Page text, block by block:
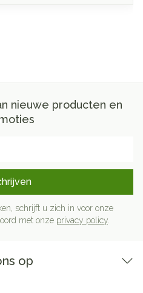
nieuwe producten en
schrijft u zich in voor onze
met onze privacy policy
op